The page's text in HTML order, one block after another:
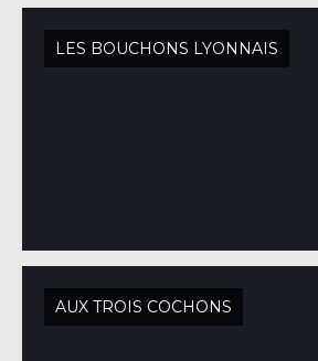
LES BOUCHONS LYONNAIS
AUX TROIS COCHONS